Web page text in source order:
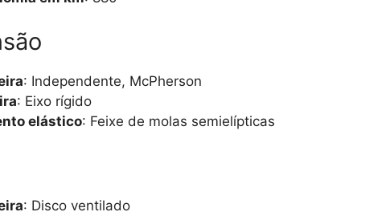
: Independente, McPherson
: Eixo rígido
elástico: Feixe de molas semielípticas
: Disco ventilado